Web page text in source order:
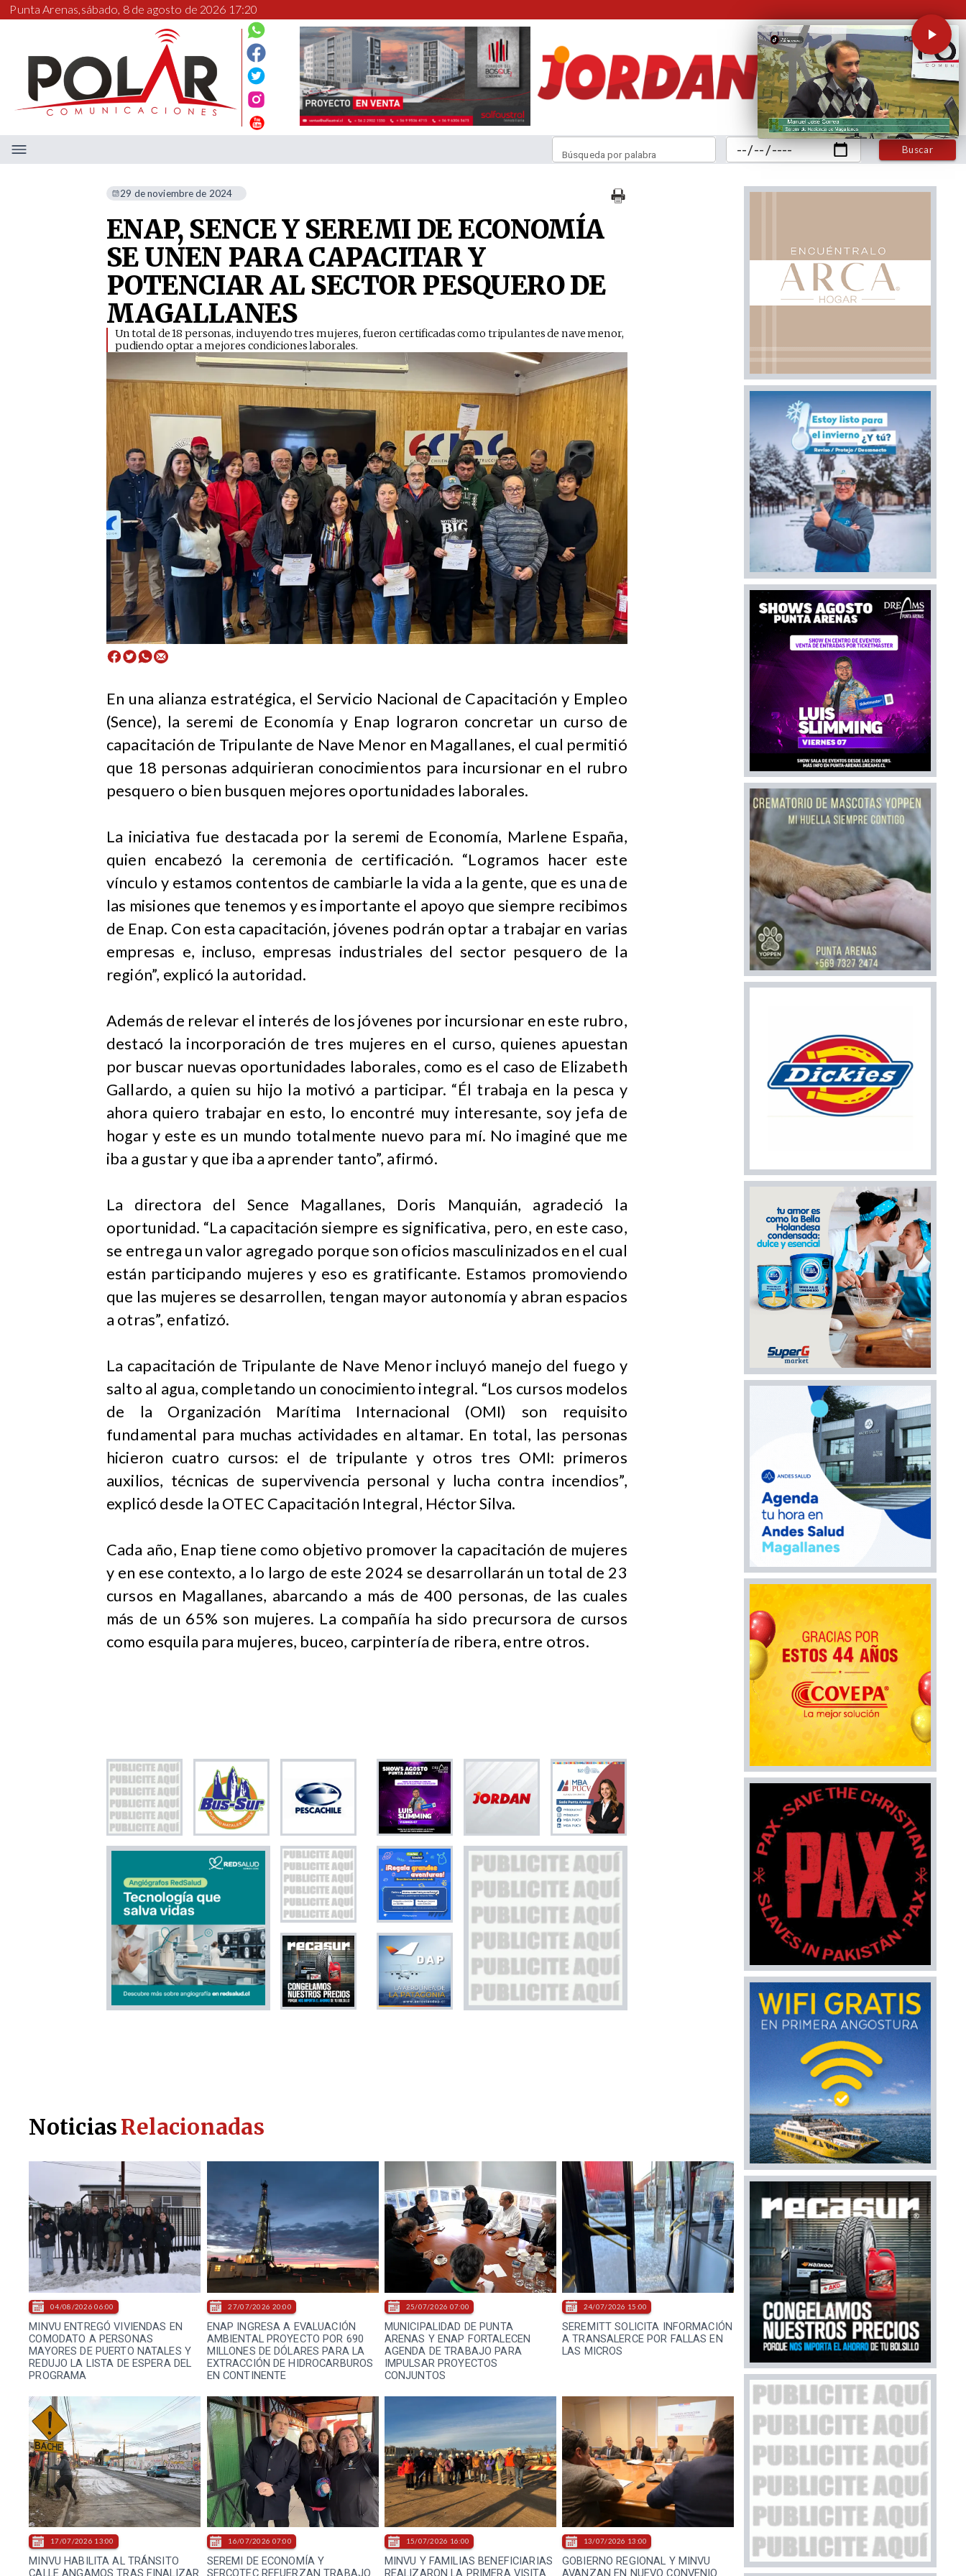
Punta Arenas,sábado, 8 de agosto de 2026 17:20
Buscar
Búsqueda por palabra
29 de noviembre de 2024
ENAP, SENCE Y SEREMI DE ECONOMÍA
SE UNEN PARA CAPACITAR Y
POTENCIAR AL SECTOR PESQUERO DE
MAGALLANES
​Un total de 18 personas, incluyendo tres mujeres, fueron certificadas como tripulantes de nave menor,
pudiendo optar a mejores condiciones laborales.
​En una alianza estratégica, el Servicio Nacional de Capacitación y Empleo
(Sence), la seremi de Economía y Enap lograron concretar un curso de
capacitación de Tripulante de Nave Menor en Magallanes, el cual permitió
que 18 personas adquirieran conocimientos para incursionar en el rubro
pesquero o bien busquen mejores oportunidades laborales.
La iniciativa fue destacada por la seremi de Economía, Marlene España,
quien encabezó la ceremonia de certificación. “Logramos hacer este
vínculo y estamos contentos de cambiarle la vida a la gente, que es una de
las misiones que tenemos y es importante el apoyo que siempre recibimos
de Enap. Con esta capacitación, jóvenes podrán optar a trabajar en varias
empresas e, incluso, empresas industriales del sector pesquero de la
región”, explicó la autoridad.
Además de relevar el interés de los jóvenes por incursionar en este rubro,
destacó la incorporación de tres mujeres en el curso, quienes apuestan
por buscar nuevas oportunidades laborales, como es el caso de Elizabeth
Gallardo, a quien su hijo la motivó a participar. “Él trabaja en la pesca y
ahora quiero trabajar en esto, lo encontré muy interesante, soy jefa de
hogar y este es un mundo totalmente nuevo para mí. No imaginé que me
iba a gustar y que iba a aprender tanto”, afirmó.
La directora del Sence Magallanes, Doris Manquián, agradeció la
oportunidad. “La capacitación siempre es significativa, pero, en este caso,
se entrega un valor agregado porque son oficios masculinizados en el cual
están participando mujeres y eso es gratificante. Estamos promoviendo
que las mujeres se desarrollen, tengan mayor autonomía y abran espacios
a otras”, enfatizó.
La capacitación de Tripulante de Nave Menor incluyó manejo del fuego y
salto al agua, completando un conocimiento integral. “Los cursos modelos
de la Organización Marítima Internacional (OMI) son requisito
fundamental para muchas actividades en altamar. En total, las personas
hicieron cuatro cursos: el de tripulante y otros tres OMI: primeros
auxilios, técnicas de supervivencia personal y lucha contra incendios”,
explicó desde la OTEC Capacitación Integral, Héctor Silva.
Cada año, Enap tiene como objetivo promover la capacitación de mujeres
y en ese contexto, a lo largo de este 2024 se desarrollarán un total de 23
cursos en Magallanes, abarcando a más de 400 personas, de las cuales
más de un 65% son mujeres. La compañía ha sido precursora de cursos
como esquila para mujeres, buceo, carpintería de ribera, entre otros.
MINVU ENTREGÓ VIVIENDAS EN
COMODATO A PERSONAS
MAYORES DE PUERTO NATALES Y
REDUJO LA LISTA DE ESPERA DEL
PROGRAMA
04/08/2026 06:00
ENAP INGRESA A EVALUACIÓN
AMBIENTAL PROYECTO POR 690
MILLONES DE DÓLARES PARA LA
EXTRACCIÓN DE HIDROCARBUROS
EN CONTINENTE
27/07/2026 20:00
MUNICIPALIDAD DE PUNTA
ARENAS Y ENAP FORTALECEN
AGENDA DE TRABAJO PARA
IMPULSAR PROYECTOS
CONJUNTOS
25/07/2026 07:00
SEREMITT SOLICITA INFORMACIÓN
A TRANSALERCE POR FALLAS EN
LAS MICROS
24/07/2026 15:00
MINVU HABILITA AL TRÁNSITO
17/07/2026 13:00
SEREMI DE ECONOMÍA Y
16/07/2026 07:00
MINVU Y FAMILIAS BENEFICIARIAS
15/07/2026 16:00
GOBIERNO REGIONAL Y MINVU
13/07/2026 13:00
NoticiasRelacionadas